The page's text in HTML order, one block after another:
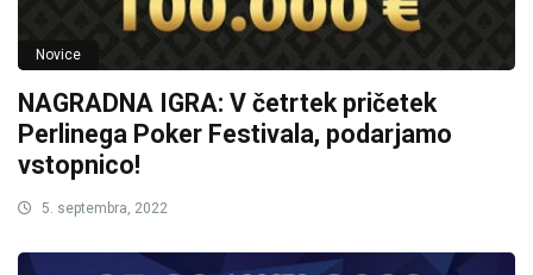
Novice
NAGRADNA IGRA: V četrtek pričetek
Perlinega Poker Festivala, podarjamo
vstopnico!
5. septembra, 2022